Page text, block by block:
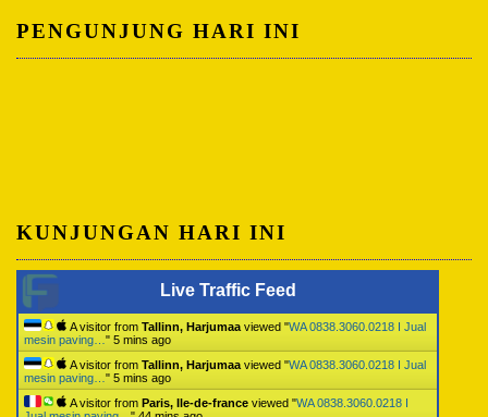
PENGUNJUNG HARI INI
KUNJUNGAN HARI INI
Live Traffic Feed
A visitor from Tallinn, Harjumaa viewed "WA 0838.3060.0218 I Jual
mesin paving… " 5 mins ago
A visitor from Tallinn, Harjumaa viewed "WA 0838.3060.0218 I Jual
mesin paving… " 5 mins ago
A visitor from Paris, Ile-de-france viewed "WA 0838.3060.0218 I